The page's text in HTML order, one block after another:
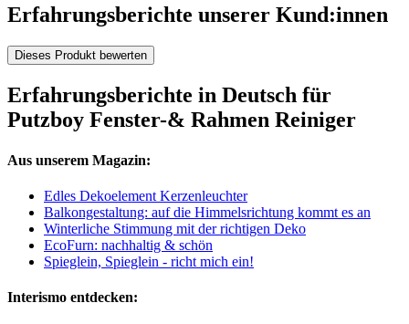
Erfahrungsberichte unserer Kund:innen
Dieses Produkt bewerten
Erfahrungsberichte in Deutsch für
Putzboy Fenster-& Rahmen Reiniger
Aus unserem Magazin:
Edles Dekoelement Kerzenleuchter
Balkongestaltung: auf die Himmelsrichtung kommt es an
Winterliche Stimmung mit der richtigen Deko
EcoFurn: nachhaltig & schön
Spieglein, Spieglein - richt mich ein!
Interismo entdecken: